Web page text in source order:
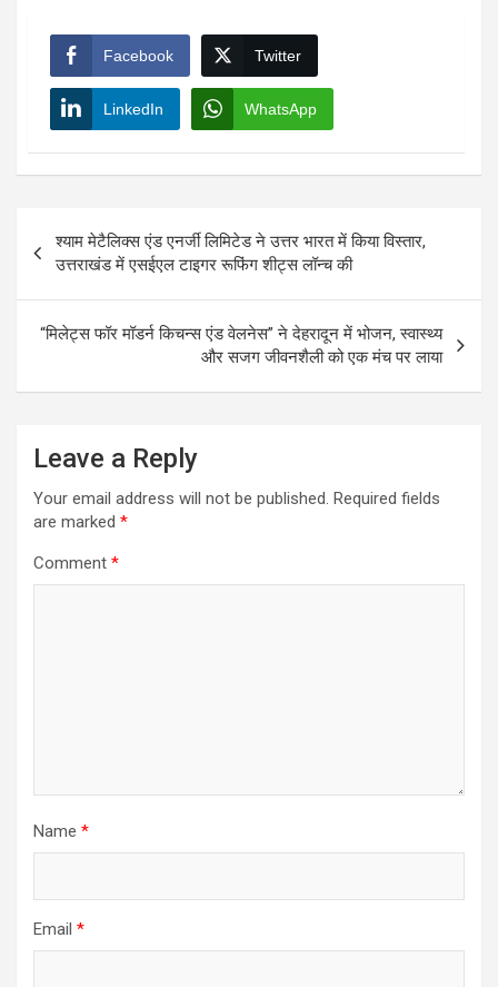
Facebook Twitter
LinkedIn WhatsApp
navigation
श्याम मेटैलिक्स एंड एनर्जी लिमिटेड ने उत्तर भारत में किया विस्तार,
उत्तराखंड में एसईएल टाइगर रूफिंग शीट्स लॉन्च की
“मिलेट्स फॉर मॉडर्न किचन्स एंड वेलनेस” ने देहरादून में भोजन, स्वास्थ्य
और सजग जीवनशैली को एक मंच पर लाया
Leave a Reply
Your email address will not be published. Required fields
are marked *
Comment *
Name *
Email *